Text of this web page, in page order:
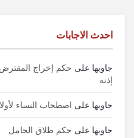
احدث الاجابات
جاوبها على حكم إخراج
إذنه
جاوبها على اصطحاب النساء
جاوبها على حكم طلاق الحامل